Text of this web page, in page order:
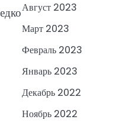
Август 2023
Март 2023
Февраль 2023
Январь 2023
Декабрь 2022
Ноябрь 2022